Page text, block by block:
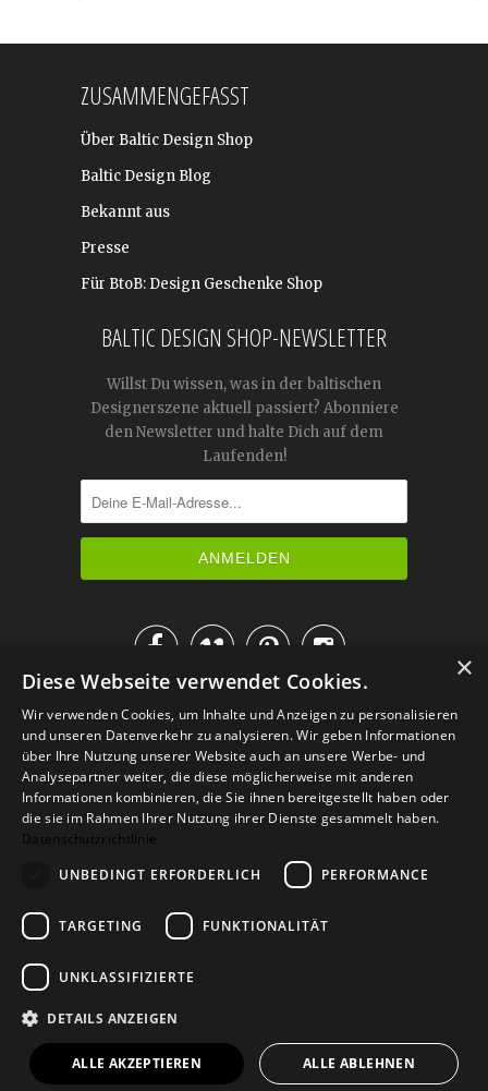
ZUSAMMENGEFASST
Über Baltic Design Shop
Baltic Design Blog
Bekannt aus
Presse
Für BtoB: Design Geschenke Shop
BALTIC DESIGN SHOP-NEWSLETTER
Willst Du wissen, was in der baltischen
Designerszene aktuell passiert? Abonniere
den Newsletter und halte Dich auf dem
Laufenden!

IM KATALOG BLÄTTERN
Versand Zahlarten
Retoure
Widerrufsformular
© 2026Baltic Design Shop. Baltic Design Shop
×
Diese Webseite verwendet Cookies.
Wir verwenden Cookies, um Inhalte und Anzeigen zu personalisieren
und unseren Datenverkehr zu analysieren. Wir geben Informationen
über Ihre Nutzung unserer Website auch an unsere Werbe- und
Analysepartner weiter, die diese möglicherweise mit anderen
Informationen kombinieren, die Sie ihnen bereitgestellt haben oder
die sie im Rahmen Ihrer Nutzung ihrer Dienste gesammelt haben.
Datenschutzrichtlinie
UNBEDINGT ERFORDERLICH
PERFORMANCE
TARGETING FUNKTIONALITÄT
UNKLASSIFIZIERTE
DETAILS ANZEIGEN
ALLE AKZEPTIEREN ALLE ABLEHNEN